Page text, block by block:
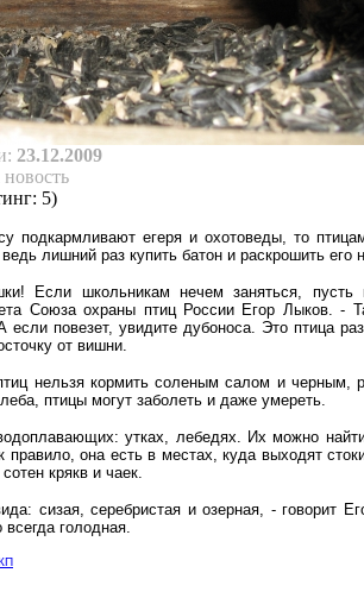
23.12.2009
5)
подкармливают егеря и охотоведы, то
лишний раз купить батон и раскрошить его
Если школьникам нечем заняться,
Союза охраны птиц России Егор Лыков.
если повезет, увидите дубоноса. Это птица
от вишни.
нельзя кормить соленым салом и черным,
птицы могут заболеть и даже умереть.
утках, лебедях. Их можно
правило, она есть в местах, куда выходят
крякв и чаек.
сизая, серебристая и озерная, - говорит
голодная.